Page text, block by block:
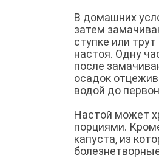
В домашних
затем
ступке или
настоя. Одну
после
осадок
водой до
Настой может
порциями.
капуста, из